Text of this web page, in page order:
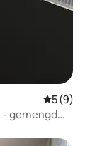
5 (9)
- gemengd